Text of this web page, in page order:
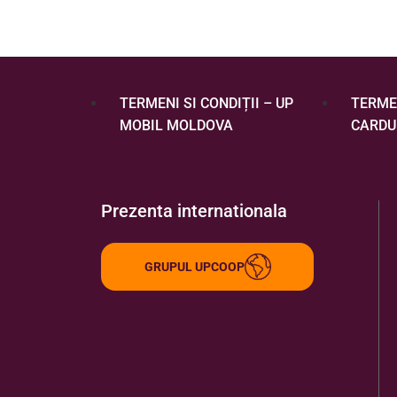
TERMENI SI CONDIȚII – UP
MOBIL MOLDOVA
Prezenta internationala
GRUPUL UPCOOP